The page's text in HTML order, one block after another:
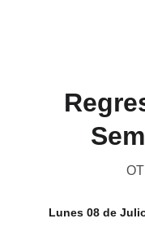
Lunes 08 de